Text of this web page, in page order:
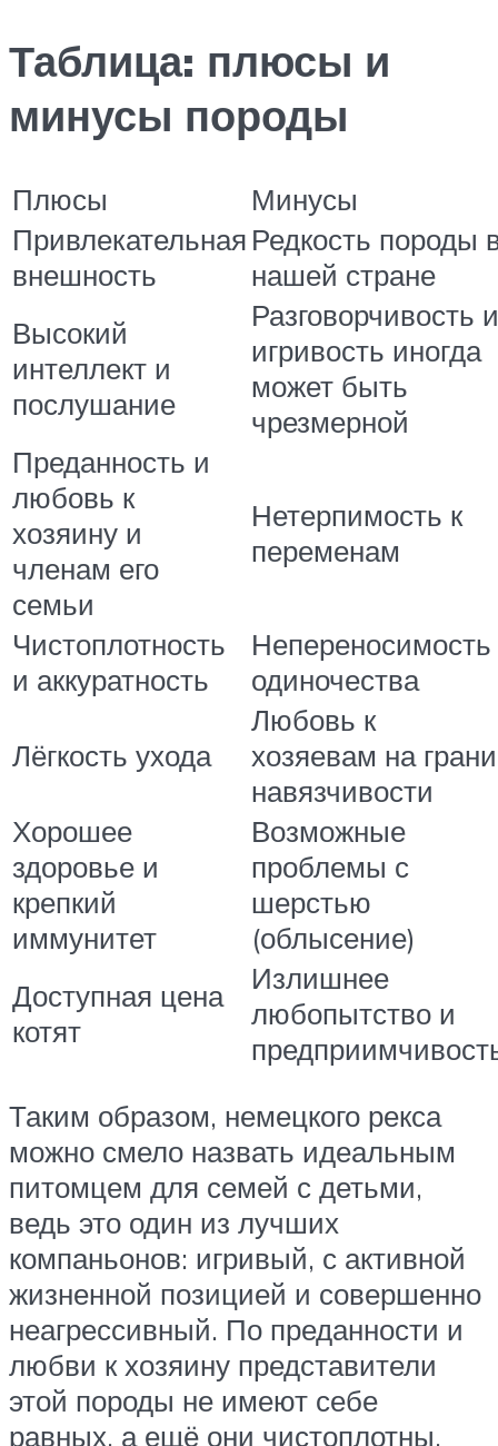
Таблица: плюсы и
минусы породы
Плюсы
Минусы
Привлекательная
внешность
Редкость породы
нашей стране
Высокий
интеллект и
послушание
Разговорчивость и
игривость иногда
может быть
чрезмерной
Преданность и
любовь к
хозяину и
членам его
семьи
Нетерпимость к
переменам
Чистоплотность
и аккуратность
Непереносимость
одиночества
Лёгкость ухода
Любовь к
хозяевам на грани
навязчивости
Хорошее
здоровье и
крепкий
иммунитет
Возможные
проблемы с
шерстью
(облысение)
Доступная цена
котят
Излишнее
любопытство и
Таким образом, немецкого рекса
можно смело назвать идеальным
питомцем для семей с детьми,
ведь это один из лучших
компаньонов: игривый, с активной
жизненной позицией и совершенно
неагрессивный. По преданности и
любви к хозяину представители
этой породы не имеют себе
равных, а ещё они чистоплотны,